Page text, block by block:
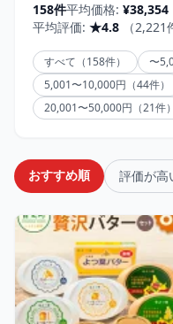
158件平均価格: ¥38,354
平均評価: ★4.8 （2,221
すべて（158件）
〜
5,001〜10,000円（44件）
20,001〜50,000円（21件）
おすすめ順 評価が高